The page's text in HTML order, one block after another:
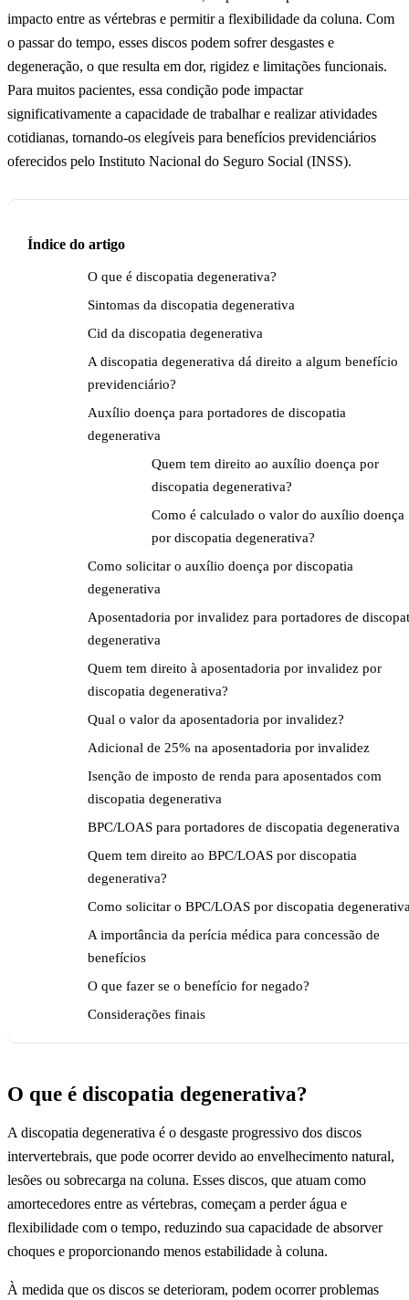
impacto entre as vértebras e permitir a flexibilidade da coluna. Com
o passar do tempo, esses discos podem sofrer desgastes e
degeneração, o que resulta em dor, rigidez e limitações funcionais.
Para muitos pacientes, essa condição pode impactar
significativamente a capacidade de trabalhar e realizar atividades
cotidianas, tornando-os elegíveis para benefícios previdenciários
oferecidos pelo Instituto Nacional do Seguro Social (INSS).
Índice do artigo
O que é discopatia degenerativa?
Sintomas da discopatia degenerativa
Cid da discopatia degenerativa
A discopatia degenerativa dá direito a algum benefício
previdenciário?
Auxílio doença para portadores de discopatia
degenerativa
Quem tem direito ao auxílio doença por
discopatia degenerativa?
Como é calculado o valor do auxílio doença
por discopatia degenerativa?
Como solicitar o auxílio doença por discopatia
degenerativa
Aposentadoria por invalidez para portadores de
degenerativa
Quem tem direito à aposentadoria por invalidez por
discopatia degenerativa?
Qual o valor da aposentadoria por invalidez?
Adicional de 25% na aposentadoria por invalidez
Isenção de imposto de renda para aposentados com
discopatia degenerativa
BPC/LOAS para portadores de discopatia degenerativa
Quem tem direito ao BPC/LOAS por discopatia
degenerativa?
Como solicitar o BPC/LOAS por discopatia
A importância da perícia médica para concessão de
benefícios
O que fazer se o benefício for negado?
Considerações finais
O que é discopatia degenerativa?
A discopatia degenerativa é o desgaste progressivo dos discos
intervertebrais, que pode ocorrer devido ao envelhecimento natural,
lesões ou sobrecarga na coluna. Esses discos, que atuam como
amortecedores entre as vértebras, começam a perder água e
flexibilidade com o tempo, reduzindo sua capacidade de absorver
choques e proporcionando menos estabilidade à coluna.
À medida que os discos se deterioram, podem ocorrer problemas